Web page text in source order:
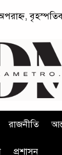
রাজনীতি
প্রশাসন